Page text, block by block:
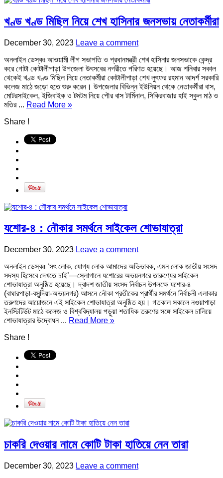
খণ্ড খণ্ড মিছিল নিয়ে শেখ হাসিনার জনসভায় নেতাকর্মীরা
December 30, 2023 Leave a comment
অনলাইন ডেস্কঃ আওয়ামী লীগ সভাপতি ও প্রধানমন্ত্রী শেখ হাসিনার জনসভাকে কেন্দ্র
করে গোটা কোটালীপাড়া উপজেলা উৎসবের নগরীতে পরিণত হয়েছে। আজ শনিবার সকাল
থেকেই খণ্ড খণ্ড মিছিল নিয়ে নেতাকর্মীরা কোটালীপাড়া শেখ লুৎফর রহমান আদর্শ সরকারি
কলেজ মাঠে জড়ো হতে শুরু করেন। উপজেলার বিভিন্ন ইউনিয়ন থেকে নেতাকর্মীরা বাস,
মোটরসাইকেল, ইজিবাইক ও টমটম নিয়ে পৌর বাস টার্মিনাল, সিকিরবাজার হাই স্কুল মাঠ ও
মতির ... Read More »
Share !
যশোর-৪ : নৌকার সমর্থনে সাইকেল শোভাযাত্রা
December 30, 2023 Leave a comment
অনলাইন ডেস্কঃ ‘সৎ লোক, যোগ্য লোক আমাদের অভিভাবক, এমন লোক জাতীয় সংসদ
সদস্য হিসেবে দেখতে চাই’—স্লোগানে যশোরের অভয়নগরে তারুণ্যের সাইকেল
শোভাযাত্রা অনুষ্ঠিত হয়েছে। দ্বাদশ জাতীয় সংসদ নির্বাচন উপলক্ষে যশোর-৪
(বাঘারপাড়া-বসুন্দিয়া-অভয়নগর) আসনে নৌকা প্রতীকের প্রার্থীর সমর্থনে নির্বাচনী এলাকার
তরুণদের আয়োজনে এই সাইকেল শোভাযাত্রা অনুষ্ঠিত হয়। গতকাল সকালে নওয়াপাড়া
ইনস্টিটিউট মাঠে কলেজ ও বিশ্ববিদ্যালয় পড়ুয়া শতাধিক তরুণের সঙ্গে সাইকেল চালিয়ে
শোভাযাত্রার উদ্বোধন ... Read More »
Share !
চাকরি দেওয়ার নামে কোটি টাকা হাতিয়ে নেন তারা
December 30, 2023 Leave a comment